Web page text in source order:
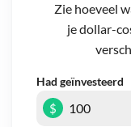
Zie hoeveel
je dollar-
Had geïnvesteerd
$